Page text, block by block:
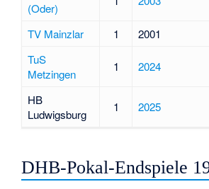
(Oder)
TV Mainzlar 1
2001
TuS
Metzingen
1 2024
HB
Ludwigsburg
1 2025
DHB-Pokal-Endspiele